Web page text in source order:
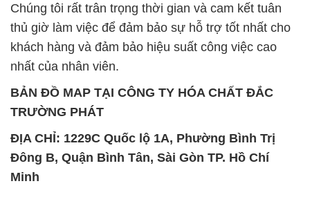
BẢN ĐỒ MAP TẠI CÔNG TY HÓA CHẤT ĐẮC
TRƯỜNG PHÁT
ĐỊA CHỈ: 1229C Quốc lộ 1A, Phường Bình Trị
Đông B, Quận Bình Tân, Sài Gòn TP. Hồ Chí
Minh